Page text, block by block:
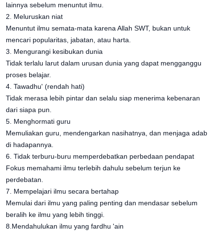
lainnya sebelum menuntut ilmu.
2. Meluruskan niat
Menuntut ilmu semata-mata karena Allah SWT, bukan untuk
mencari popularitas, jabatan, atau harta.
3. Mengurangi kesibukan dunia
Tidak terlalu larut dalam urusan dunia yang dapat mengganggu
proses belajar.
4. Tawadhu' (rendah hati)
Tidak merasa lebih pintar dan selalu siap menerima kebenaran
dari siapa pun.
5. Menghormati guru
Memuliakan guru, mendengarkan nasihatnya, dan menjaga adab
di hadapannya.
6. Tidak terburu-buru memperdebatkan perbedaan pendapat
Fokus memahami ilmu terlebih dahulu sebelum terjun ke
perdebatan.
7. Mempelajari ilmu secara bertahap
Memulai dari ilmu yang paling penting dan mendasar sebelum
beralih ke ilmu yang lebih tinggi.
8.Mendahulukan ilmu yang fardhu 'ain